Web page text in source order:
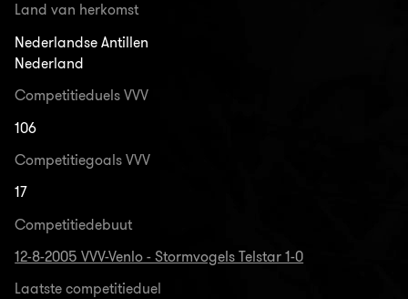
Land van herkomst
Nederlandse Antillen
Nederland
Competitieduels VVV
106
Competitiegoals VVV
17
Competitiedebuut
12-8-2005 VVV-Venlo - Stormvogels Telstar 1-0
Laatste competitieduel